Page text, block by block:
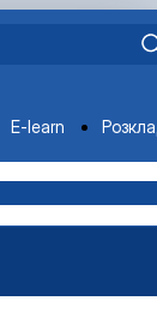
E-learn